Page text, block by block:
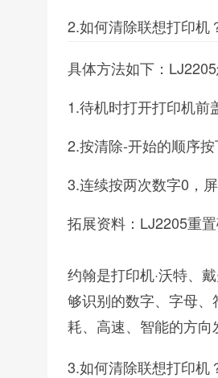
2.如何清除联想打印机
具体方法如下：LJ2205
1.待机时打开打印机前
2.按清除-开始的顺序
3.连续按两次数字0，
拓展资料：LJ2205重置
约翰是打印机·沃特、
够识别的数字、字母
耗、高速、智能的方向
3.如何清除联想打印机